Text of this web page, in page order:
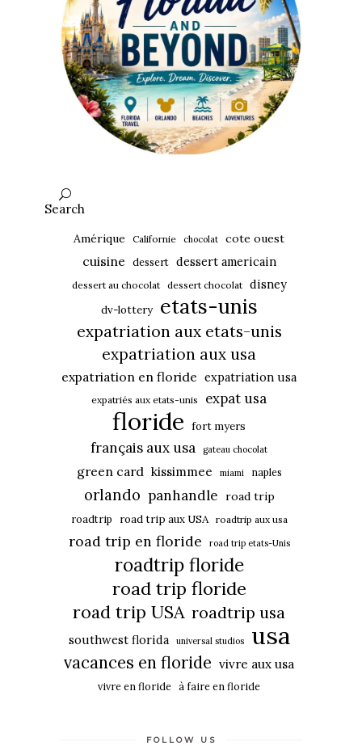
Search
Amérique Californie chocolat cote ouest
cuisine dessert dessert americain
dessert au chocolat dessert chocolat disney
dv-lottery etats-unis
expatriation aux etats-unis
expatriation aux usa
expatriation en floride expatriation usa
expatriés aux etats-unis expat usa
floride fort myers
français aux usa gateau chocolat
green card kissimmee miami naples
orlando panhandle road trip
roadtrip road trip aux USA roadtrip aux usa
road trip en floride road trip etats-Unis
roadtrip floride
road trip floride
road trip USA roadtrip usa
southwest florida universal studios usa
vacances en floride vivre aux usa
vivre en floride à faire en floride
FOLLOW US